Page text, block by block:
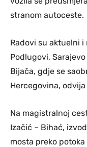
stranom autoceste.
Radovi su aktuelni i
Podlugovi,
Bijača, gdje se
Hercegovina,
Na magistralnoj
Izačić – Bihać,
mosta preko